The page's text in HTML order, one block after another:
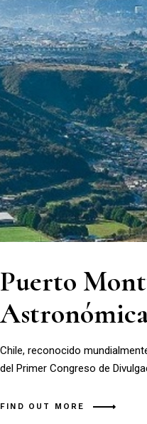
Puerto
Chile, reconocido
del Primer Congreso de
FIND OUT MORE